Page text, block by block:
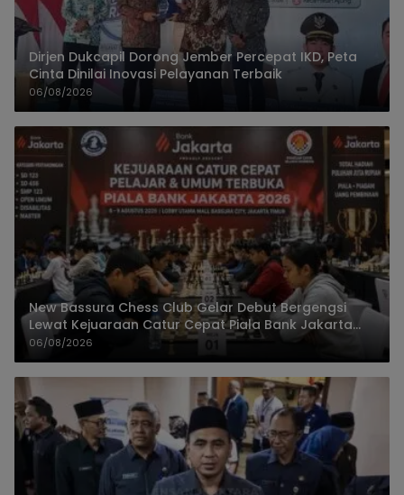
Dirjen Dukcapil Dorong Jember Percepat IKD, Peta
Cinta Dinilai Inovasi Pelayanan Terbaik
06/08/2026
New Bassura Chess Club Gelar Debut Bergengsi
Lewat Kejuaraan Catur Cepat Piala Bank Jakarta
2026
06/08/2026